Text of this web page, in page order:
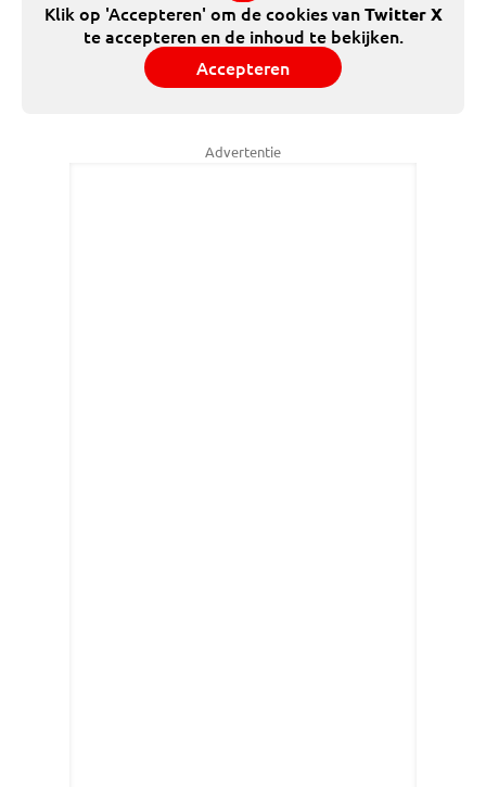
Klik op 'Accepteren' om de cookies vanTwitter X
te accepteren en de inhoud te bekijken.
Accepteren
Advertentie